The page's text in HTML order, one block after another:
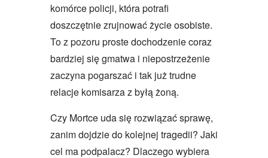
komórce policji, która potrafi
doszczętnie zrujnować życie osobiste.
To z pozoru proste dochodzenie coraz
bardziej się gmatwa i niepostrzeżenie
zaczyna pogarszać i tak już trudne
relacje komisarza z byłą żoną.
Czy Mortce uda się rozwiązać sprawę,
zanim dojdzie do kolejnej tragedii? Jaki
cel ma podpalacz? Dlaczego wybiera